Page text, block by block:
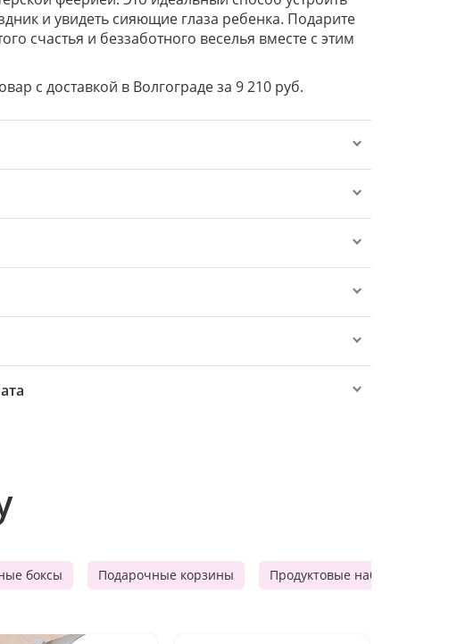
и увидеть сияющие глаза ребенка. Подарите
счастья и беззаботного веселья вместе с этим
с доставкой в Волгограде за 9 210 руб.
боксы Подарочные корзины Продуктовые наборы